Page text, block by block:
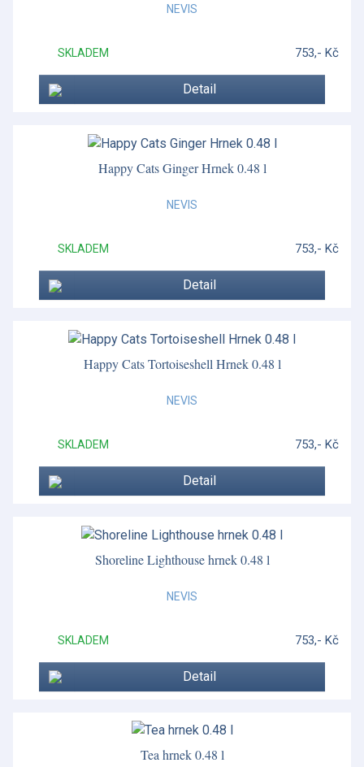
NEVIS
SKLADEM 753,- Kč
Detail
Happy Cats Ginger Hrnek 0.48 l
NEVIS
SKLADEM 753,- Kč
Detail
Happy Cats Tortoiseshell Hrnek 0.48 l
NEVIS
SKLADEM 753,- Kč
Detail
Shoreline Lighthouse hrnek 0.48 l
NEVIS
SKLADEM 753,- Kč
Detail
Tea hrnek 0.48 l